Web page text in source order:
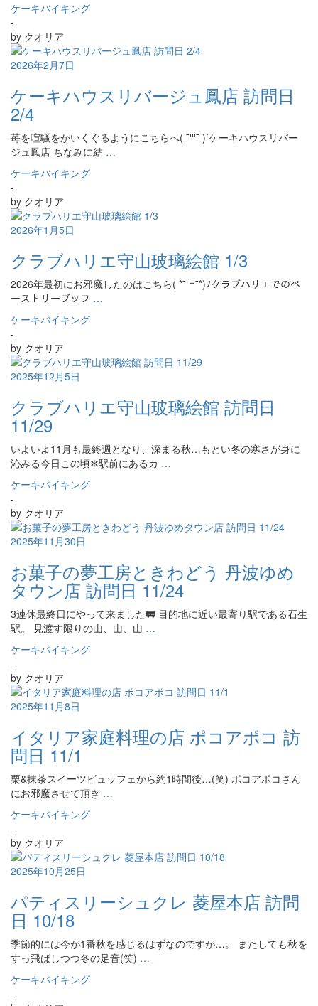
ケーキバイキング
-
by クオリア
2026年2月7日
ケーキハウスリバージュ鳳店 訪問日
2/4
苺を喧騒をかいくぐるようにこちらへ( ¯꒳​¯ )ᐝケーキハウスリバー
ジュ鳳店 ちなみに結 …
ケーキバイキング
-
by クオリア
2026年1月5日
クラブハリエ守山玻璃絵館 1/3
2026年最初にお邪魔したのはこちら( *¯ ꒳¯*)ﾉクラブハリエでのペ
ーストリーブッフ …
ケーキバイキング
-
by クオリア
2025年12月5日
クラブハリエ守山玻璃絵館 訪問日
11/29
いよいよ11月も最終週となり、深まる秋…もとい冬の寒さが身に
沁みる今日この頃❄駅前にあるカ …
ケーキバイキング
-
by クオリア
2025年11月30日
お菓子の夢工房ときわどう 丹波ゆめ
タウン店 訪問日 11/24
3連休最終日にやって来ました🚃 目的地に近い最寄り駅である石生
駅。 見渡す限りの山、山、山 …
ケーキバイキング
-
by クオリア
2025年11月8日
イタリア家庭料理の店 ポコアポコ 訪
問日 11/1
栗&抹茶スイーツビュッフェから約1時間後…(笑) ポコアポコさん
にお邪魔させて頂き …
ケーキバイキング
-
by クオリア
2025年10月25日
パティスリーシュクレ 菱屋本店 訪問
日 10/18
季節的には今が1番秋を感じるはずなのですが…。 またしても秋を
すっ飛ばしつつ冬の足音(笑) …
ケーキバイキング
-